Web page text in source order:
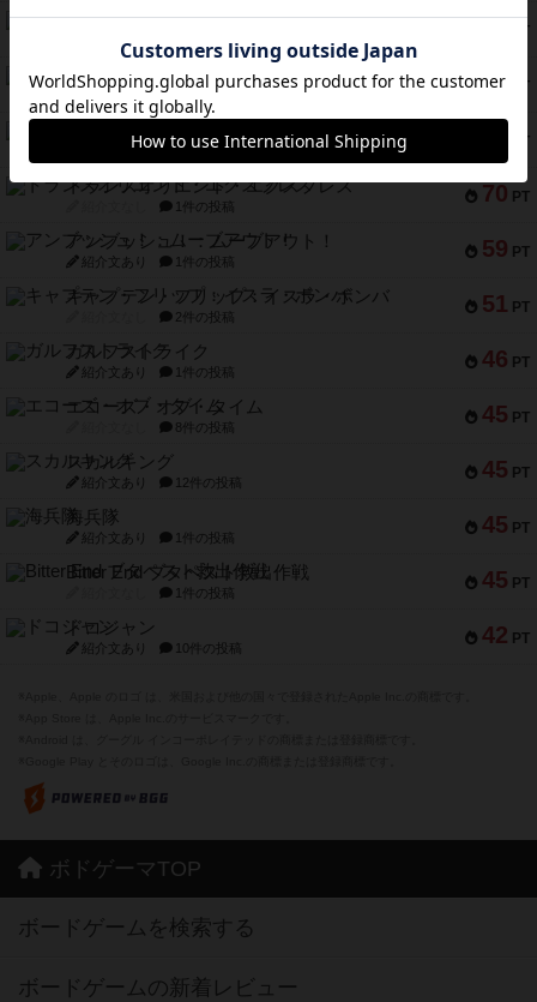
PT
ノームズ・アット・ナイト
紹介文なし 1件の投稿
76 PT
マーリン
紹介文あり 6件の投稿
PT
紹介文なし 2件の投稿
70 PT
トランスオリエント・エクスプレス
1件の投稿
59 PT
アンブッシュ！：ムーブアウト！
紹介文あり 1件の投稿
51 PT
キャプテン・フリップ：イスラ・ボンバ
2件の投稿
46 PT
ガルフストライク
紹介文あり 1件の投稿
45 PT
エコーズ・オブ・タイム
8件の投稿
45 PT
スカルキング
紹介文あり 12件の投稿
45 PT
海兵隊
紹介文あり 1件の投稿
45 PT
Bitter End ブタペスト救出作戦
1件の投稿
42 PT
ドコジャン
紹介文あり 10件の投稿
ボドゲーマTOP
ボードゲームを検索する
ボードゲームの新着レビュー